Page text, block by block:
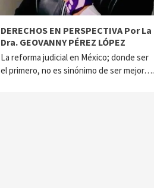
DERECHOS EN PERSPECTIVA Por La
Dra. GEOVANNY PÉREZ LÓPEZ
La reforma judicial en México; donde ser
el primero, no es sinónimo de ser mejor….